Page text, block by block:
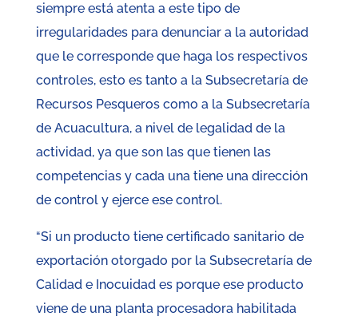
siempre está atenta a este tipo de
irregularidades para denunciar a la autoridad
que le corresponde que haga los respectivos
controles, esto es tanto a la Subsecretaría de
Recursos Pesqueros como a la Subsecretaría
de Acuacultura, a nivel de legalidad de la
actividad, ya que son las que tienen las
competencias y cada una tiene una dirección
de control y ejerce ese control.
“Si un producto tiene certificado sanitario de
exportación otorgado por la Subsecretaría de
Calidad e Inocuidad es porque ese producto
viene de una planta procesadora habilitada